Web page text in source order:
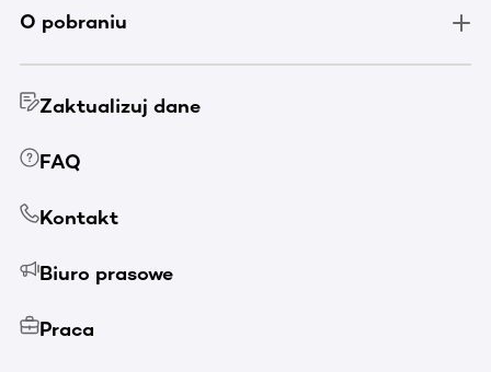
O pobraniu
Zaktualizuj dane
FAQ
Kontakt
Biuro prasowe
Praca